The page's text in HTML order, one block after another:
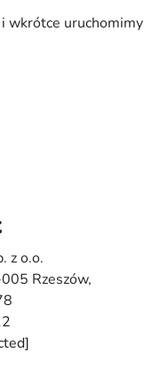
wkrótce uruchomimy
z o.o.
Rzeszów,